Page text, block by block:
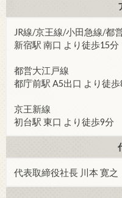
JR線/京王線/小田急線/都
新宿駅 南口 より徒歩15分
都営大江戸線
都庁前駅 A5出口 より徒歩
京王新線
初台駅 東口 より徒歩9分
代表取締役社長 川本 寛之